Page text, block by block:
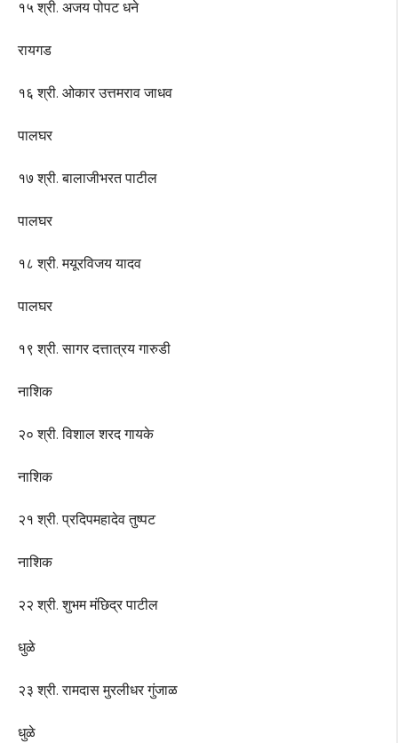
१५ श्री. अजय पोपट धने
रायगड
१६ श्री. ओकार उत्तमराव जाधव
पालघर
१७ श्री. बालाजीभरत पाटील
पालघर
१८ श्री. मयूरविजय यादव
पालघर
१९ श्री. सागर दत्तात्रय गारुडी
नाशिक
२० श्री. विशाल शरद गायके
नाशिक
२१ श्री. प्रदिपमहादेव तुष्पट
नाशिक
२२ श्री. शुभम मंछिद्र पाटील
धुळे
२३ श्री. रामदास मुरलीधर गुंजाळ
धुळे